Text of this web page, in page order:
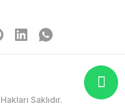
Saklıdır.